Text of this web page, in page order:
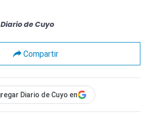
de Cuyo
Compartir
Diario de Cuyo en